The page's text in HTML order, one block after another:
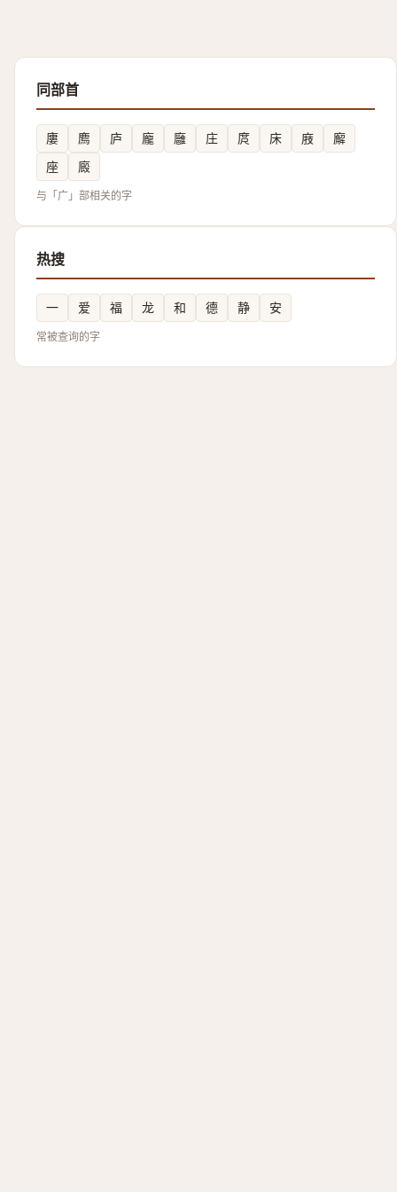
同部首
廔 廌 庐 龐 廱 庄 庹 床 庪
廨
座
廄
与「广」部相关的字
热搜
一 爱 福 龙 和 德 静 安
常被查询的字